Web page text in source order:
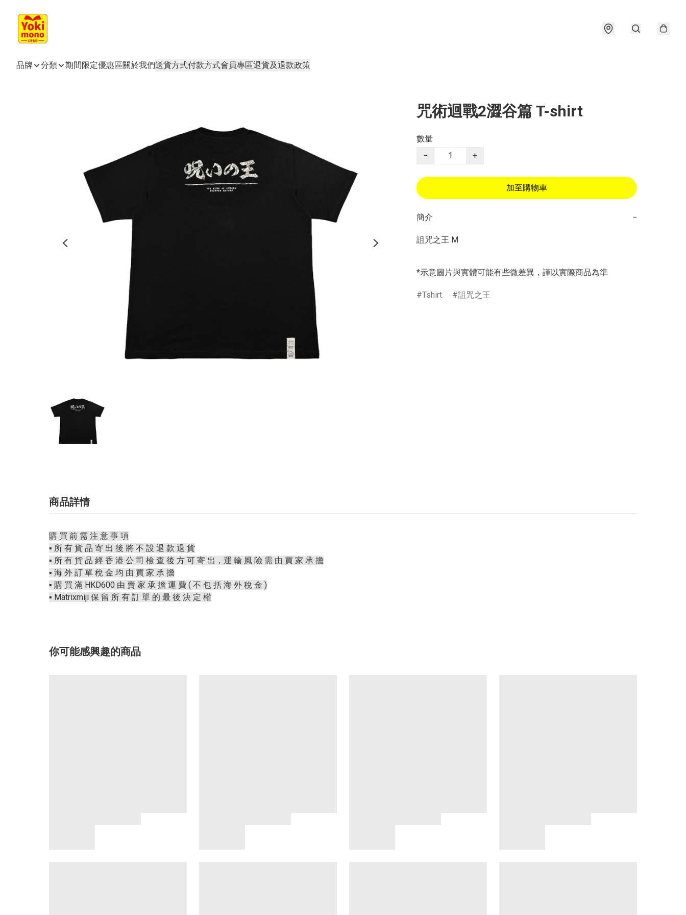
品牌 分類 期間限定優惠區關於我們送貨方式付款方式會員專區退貨及退款政策
咒術迴戰2澀谷篇 T-shirt
數量
−
+
加至購物車
簡介 −
詛咒之王 M
*示意圖片與實體可能有些微差異，謹以實際商品為準
Tshirt 詛咒之王
商品詳情
購 買 前 需 注 意 事 項
▪️ 所 有 貨 品 寄 出 後 將 不 設 退 款 退 貨
▪️ 所 有 貨 品 經 香 港 公 司 檢 查 後 方 可 寄 出，運 輸 風 險 需 由 買 家 承 擔
▪️ 海 外 訂 單 稅 金 均 由 買 家 承 擔
▪️ 購 買 滿 HKD600 由 賣 家 承 擔 運 費 ( 不 包 括 海 外 稅 金 )
▪️ Matrixmiji 保 留 所 有 訂 單 的 最 後 決 定 權
你可能感興趣的商品